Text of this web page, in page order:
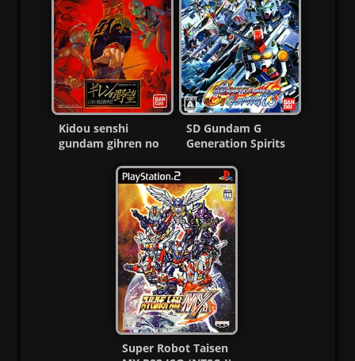
Kidou senshi
gundam gihren no
dokuritsu sensouki
SD Gundam G
Generation Spirits
MG-GD
Super Robot Taisen